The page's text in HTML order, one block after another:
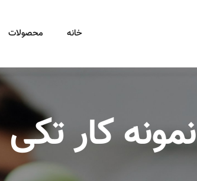
خانه محصولات
نمونه کار تکی